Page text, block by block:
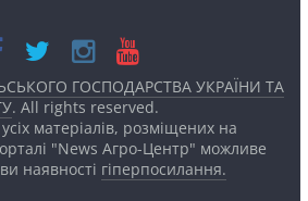
ГОСПОДАРСТВА УКРАЇНИ ТА
. All rights reserved.
матеріалів, розміщених на
"News Агро-Центр" можливе
наявності гіперпосилання.